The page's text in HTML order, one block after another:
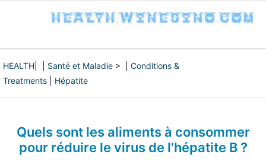
HEALTH Santé et Maladie > | Conditions &
Treatments
Hépatite
Quels sont les aliments à consommer
pour réduire le virus de l'hépatite B ?